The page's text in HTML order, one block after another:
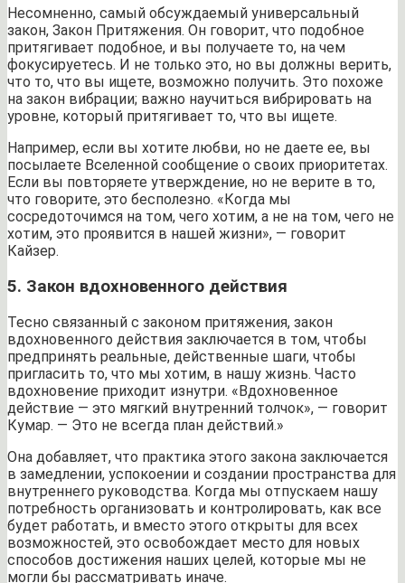
Несомненно, самый обсуждаемый универсальный
закон, Закон Притяжения. Он говорит, что подобное
притягивает подобное, и вы получаете то, на чем
фокусируетесь. И не только это, но вы должны верить,
что то, что вы ищете, возможно получить. Это похоже
на закон вибрации; важно научиться вибрировать на
уровне, который притягивает то, что вы ищете.
Например, если вы хотите любви, но не даете ее, вы
посылаете Вселенной сообщение о своих приоритетах.
Если вы повторяете утверждение, но не верите в то,
что говорите, это бесполезно. «Когда мы
сосредоточимся на том, чего хотим, а не на том, чего не
хотим, это проявится в нашей жизни», — говорит
Кайзер.
5. Закон вдохновенного действия
Тесно связанный с законом притяжения, закон
вдохновенного действия заключается в том, чтобы
предпринять реальные, действенные шаги, чтобы
пригласить то, что мы хотим, в нашу жизнь. Часто
вдохновение приходит изнутри. «Вдохновенное
действие — это мягкий внутренний толчок», — говорит
Кумар. — Это не всегда план действий.»
Она добавляет, что практика этого закона заключается
в замедлении, успокоении и создании пространства для
внутреннего руководства. Когда мы отпускаем нашу
потребность организовать и контролировать, как все
будет работать, и вместо этого открыты для всех
возможностей, это освобождает место для новых
способов достижения наших целей, которые мы не
могли бы рассматривать иначе.